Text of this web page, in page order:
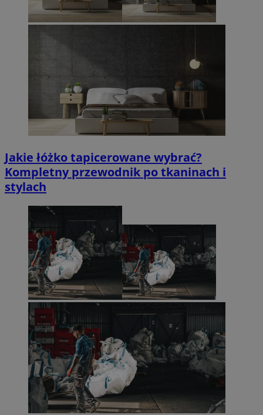
Jakie łóżko tapicerowane wybrać?
Kompletny przewodnik po tkaninach i
stylach